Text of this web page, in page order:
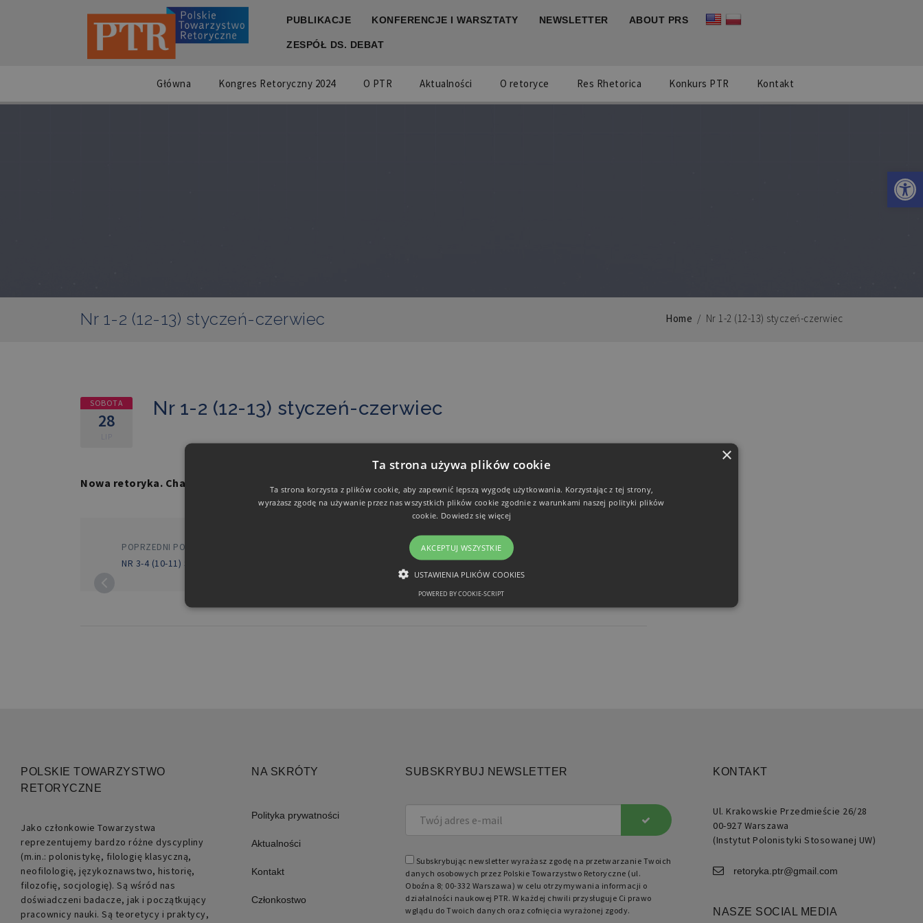
PUBLIKACJE KONFERENCJE I WARSZTATY NEWSLETTER ABOUT PRS
ZESPÓŁ DS. DEBAT
Główna Kongres Retoryczny 2024 O PTR Aktualności O retoryce Res Rhetorica Konkurs PTR Kontakt
Nr 1-2 (12-13) styczeń-czerwiec Home / Nr 1-2 (12-13) styczeń-czerwiec
SOBOTA
28
Nr 1-2 (12-13) styczeń-czerwiec
Nowa retoryka. Chaim Perelman et Rhetorica Nova
POPRZEDNI POST
NR 3-4 (10-11) SIERPIEŃ-GRUDZIEŃ NR 3-4 (14-15) LIPIEC-GRUDZIEŃ
POLSKIE TOWARZYSTWO
RETORYCZNE
Jako członkowie Towarzystwa
reprezentujemy bardzo różne dyscypliny
(m.in.: polonistykę, filologię klasyczną,
neofilologię, językoznawstwo, historię,
filozofię, socjologię). Są wśród nas
doświadczeni badacze, jak i początkujący
pracownicy nauki. Są teoretycy i praktycy,
NA SKRÓTY
Polityka prywatności
Aktualności
Kontakt
Członkostwo
SUBSKRYBUJ NEWSLETTER
Subskrybując newsletter wyrażasz zgodę na przetwarzanie Twoich
danych osobowych przez Polskie Towarzystwo Retoryczne (ul.
Oboźna 8; 00-332 Warszawa) w celu otrzymywania informacji o
działalności naukowej PTR. W każdej chwili przysługuje Ci prawo
wglądu do Twoich danych oraz cofnięcia wyrażonej zgody.
KONTAKT
Ul. Krakowskie Przedmieście 26/28
00-927 Warszawa
(Instytut Polonistyki Stosowanej UW)
retoryka.ptr@gmail.com
NASZE SOCIAL MEDIA
×
Ta strona używa plików cookie
Ta strona korzysta z plików cookie, aby zapewnić lepszą wygodę użytkowania. Korzystając z tej strony,
wyrażasz zgodę na używanie przez nas wszystkich plików cookie zgodnie z warunkami naszej polityki plików
cookie. Dowiedz się więcej
AKCEPTUJ WSZYSTKIE
USTAWIENIA PLIKÓW COOKIES
sposób jej użycia może być
specyficzny dla witryny, ale
dobrym przykładem jest
utrzymywanie statusu
między stronami.
Okres przechowywania Opis
POWERED BY COOKIE-SCRIPT